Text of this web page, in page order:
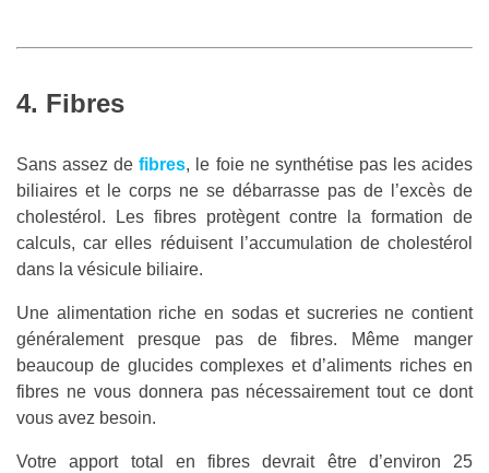
4. Fibres
Sans assez defibres, le foie ne synthétise pas les acides
biliaires et le corps ne se débarrasse pas de l’excès de
cholestérol. Les fibres protègent contre la formation de
calculs, car elles réduisent l’accumulation de cholestérol
dans la vésicule biliaire.
Une alimentation riche en sodas et sucreries ne contient
généralement presque pas de fibres. Même manger
beaucoup de glucides complexes et d’aliments riches en
fibres ne vous donnera pas nécessairement tout ce dont
vous avez besoin.
Votre apport total en fibres devrait être d’environ 25